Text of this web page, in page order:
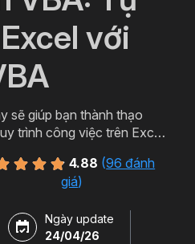
với
sẽ giúp bạn thành thạo
trình công việc trên Excel,
4.88 (96 đánh
giá)
Ngày update
24/04/26